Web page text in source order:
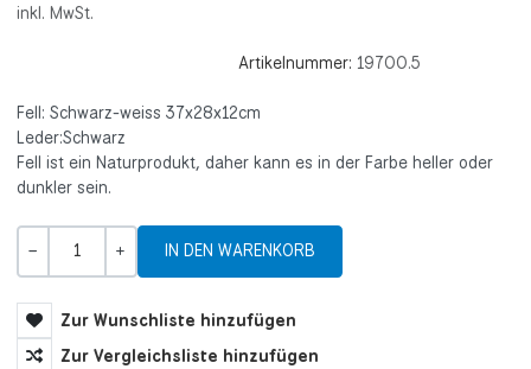
inkl. MwSt.
Artikelnummer: 19700.5
Fell: Schwarz-weiss 37x28x12cm
Leder:Schwarz
Fell ist ein Naturprodukt, daher kann es in der Farbe heller oder
dunkler sein.
Zur Wunschliste hinzufügen
Zur Vergleichsliste hinzufügen